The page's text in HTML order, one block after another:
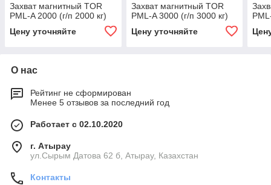
Захват магнитный TOR
PML-A 2000 (г/п 2000 кг)
Цену уточняйте
Захват магнитный TOR
PML-A 3000 (г/п 3000 кг)
Цену уточняйте
О нас
Рейтинг не сформирован
Менее 5 отзывов за последний год
Работает с 02.10.2020
г. Атырау
ул.Сырым Датова 62 б, Атырау, Казахстан
Контакты